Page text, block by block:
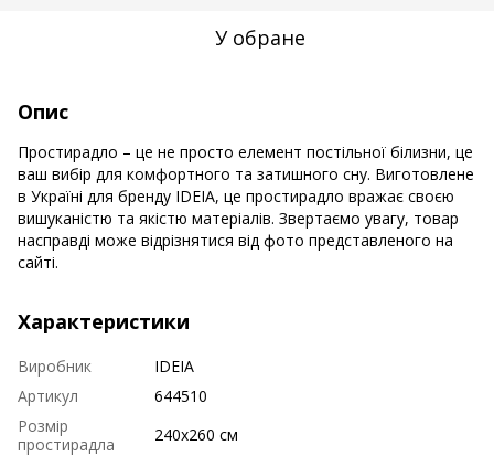
У обране
Опис
Простирадло – це не просто елемент постільної білизни, це
ваш вибір для комфортного та затишного сну. Виготовлене
в Україні для бренду IDEIA, це простирадло вражає своєю
вишуканістю та якістю матеріалів. Звертаємо увагу, товар
насправді може відрізнятися від фото представленого на
сайті.
Характеристики
Виробник
IDEIA
Артикул
644510
Розмір
простирадла
240х260 см